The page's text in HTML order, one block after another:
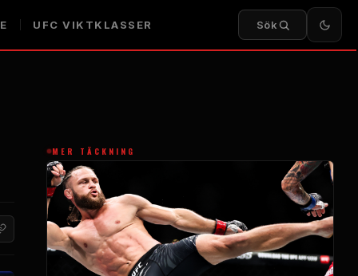
UFC VIKTKLASSER Sök
MER TÄCKNING